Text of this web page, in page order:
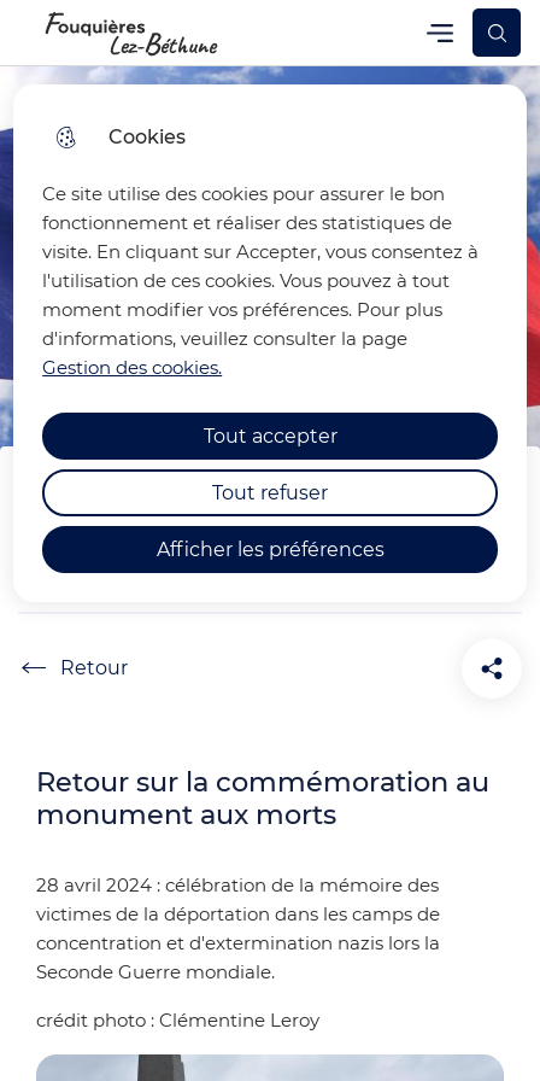
Cookies
Ce site utilise des cookies pour assurer le bon
fonctionnement et réaliser des statistiques de
visite. En cliquant sur Accepter, vous consentez à
l'utilisation de ces cookies. Vous pouvez à tout
moment modifier vos préférences. Pour plus
d'informations, veuillez consulter la page
Gestion des cookies.
Afficher les préférences
Tout accepter
Tout refuser
Skip
menu
to
search
principal
Skip to
site
map
Fouquières-lez-Béthune Menu principal
Menu
COMMEMORATION DU 28
04 2024 : LES PHOTOS
Accueil
Retour sur la commémoration au
monument aux morts
28 avril 2024 : célébration de la mémoire des
victimes de la déportation dans les camps de
concentration et d'extermination nazis lors la
Seconde Guerre mondiale.
crédit photo : Clémentine Leroy